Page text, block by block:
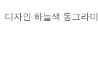
디자인 하늘색 동그라미